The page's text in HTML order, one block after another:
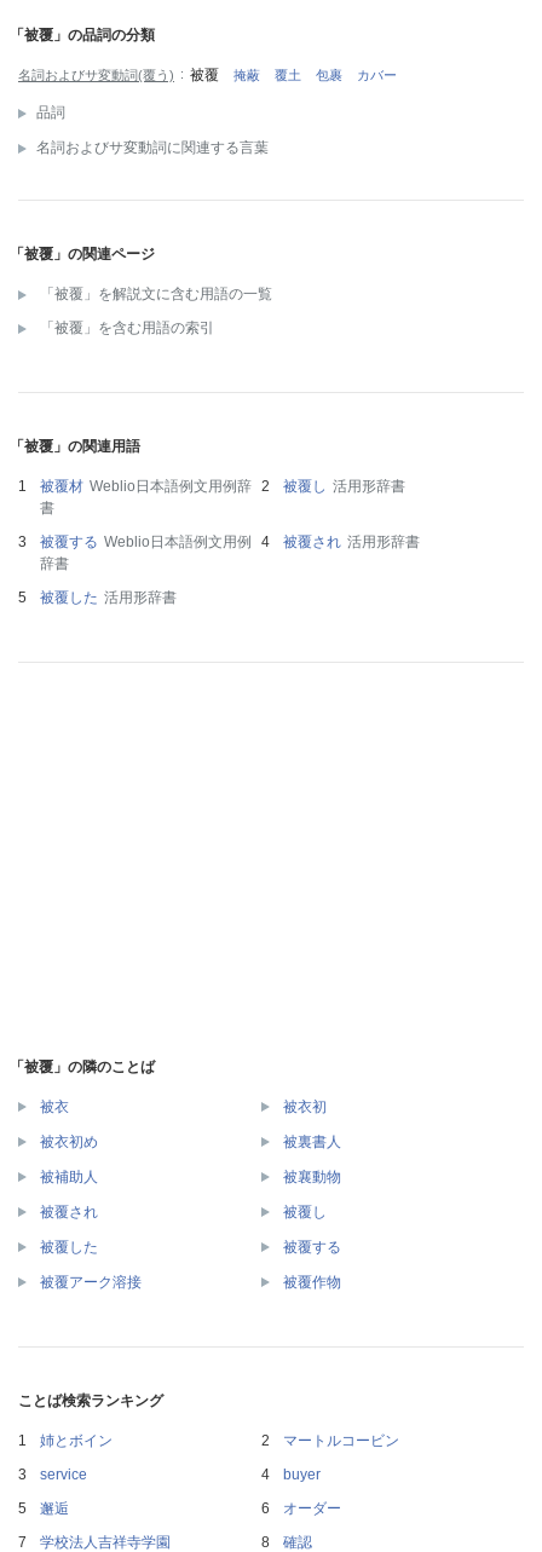
「被覆」の品詞の分類
名詞およびサ変動詞(覆う) 被覆 掩蔽 覆土 包裹 カバー
品詞
名詞およびサ変動詞に関連する言葉
「被覆」の関連ページ
「被覆」を解説文に含む用語の一覧
「被覆」を含む用語の索引
「被覆」の関連用語
被覆材 Weblio日本語例文用例辞
書
被覆し 活用形辞書
被覆する Weblio日本語例文用例
辞書
被覆され 活用形辞書
被覆した 活用形辞書
「被覆」の隣のことば
被衣 被衣初
被衣初め 被裏書人
被補助人 被襄動物
被覆され 被覆し
被覆した 被覆する
被覆アーク溶接 被覆作物
ことば検索ランキング
姉とボイン
マートルコービン
service
buyer
邂逅
オーダー
学校法人吉祥寺学園
確認